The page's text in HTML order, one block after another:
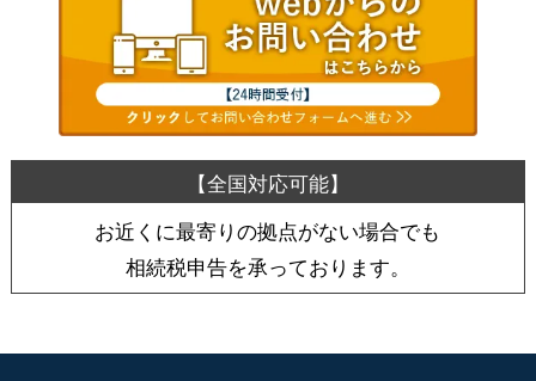
お近くに最寄りの拠点がない場合でも
相続税申告を承っております。